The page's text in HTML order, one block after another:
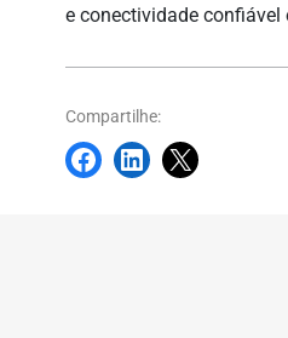
e conectividade confiável
Compartilhe: